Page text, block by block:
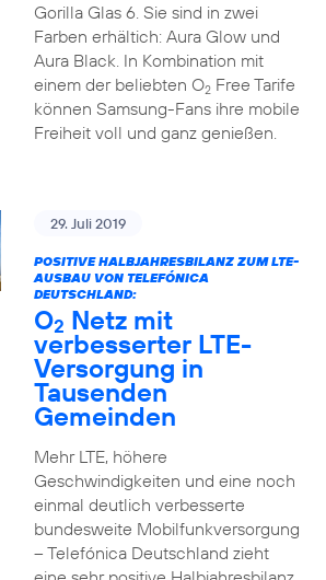
Gorilla Glas 6. Sie sind in zwei
Farben erhältich: Aura Glow und
Aura Black. In Kombination mit
einem der beliebten O2Free Tarife
können Samsung-Fans ihre mobile
Freiheit voll und ganz genießen.
29. Juli 2019
POSITIVE HALBJAHRESBILANZ ZUM LTE-
AUSBAU VON TELEFÓNICA
DEUTSCHLAND:
O2 Netz mit
verbesserter LTE-
Versorgung in
Tausenden
Gemeinden
Mehr LTE, höhere
Geschwindigkeiten und eine noch
einmal deutlich verbesserte
bundesweite Mobilfunkversorgung
– Telefónica Deutschland zieht